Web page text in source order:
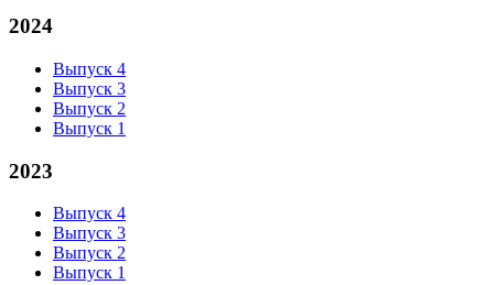
2024
Выпуск 4
Выпуск 3
Выпуск 2
Выпуск 1
2023
Выпуск 4
Выпуск 3
Выпуск 2
Выпуск 1